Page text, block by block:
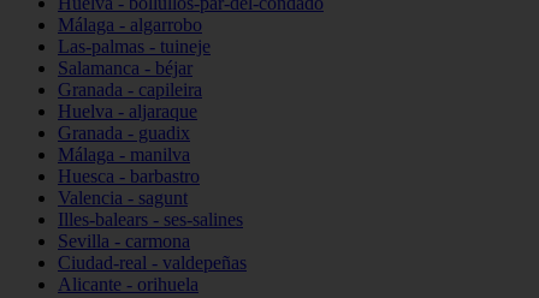
Málaga - algarrobo
Las-palmas - tuineje
Salamanca - béjar
Granada - capileira
Huelva - aljaraque
Granada - guadix
Málaga - manilva
Huesca - barbastro
Valencia - sagunt
Illes-balears - ses-salines
Sevilla - carmona
Ciudad-real - valdepeñas
Alicante - orihuela